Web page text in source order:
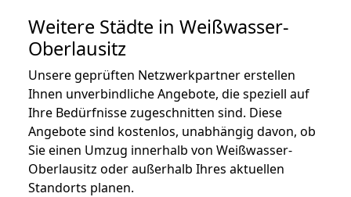
Weitere Städte in Weißwasser-
Oberlausitz
Unsere geprüften Netzwerkpartner erstellen
Ihnen unverbindliche Angebote, die speziell auf
Ihre Bedürfnisse zugeschnitten sind. Diese
Angebote sind kostenlos, unabhängig davon, ob
Sie einen Umzug innerhalb von Weißwasser-
Oberlausitz oder außerhalb Ihres aktuellen
Standorts planen.